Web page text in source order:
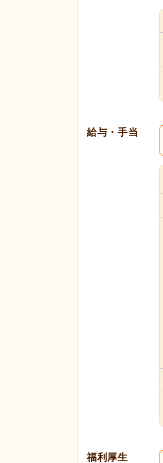
給与・手当
福利厚生